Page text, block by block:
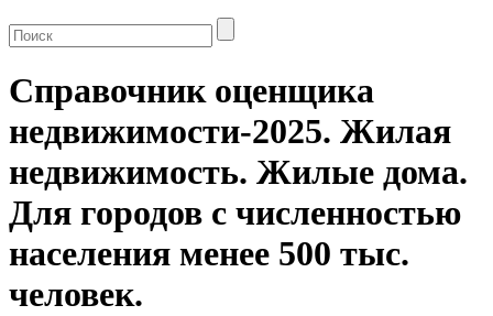
Справочник оценщика
недвижимости-2025. Жилая
недвижимость. Жилые дома.
Для городов с численностью
населения менее 500 тыс.
человек.